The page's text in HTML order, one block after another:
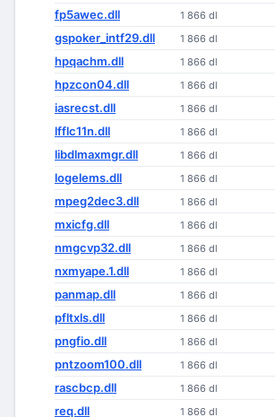
fp5awec.dll 1 866 dl
gspoker_intf29.dll 1 866 dl
hpqachm.dll 1 866 dl
hpzcon04.dll 1 866 dl
iasrecst.dll 1 866 dl
lfflc11n.dll 1 866 dl
libdlmaxmgr.dll 1 866 dl
logelems.dll 1 866 dl
mpeg2dec3.dll 1 866 dl
mxicfg.dll 1 866 dl
nmgcvp32.dll 1 866 dl
nxmyape.1.dll 1 866 dl
panmap.dll 1 866 dl
pfltxls.dll 1 866 dl
pngfio.dll 1 866 dl
pntzoom100.dll 1 866 dl
rascbcp.dll 1 866 dl
req.dll 1 866 dl